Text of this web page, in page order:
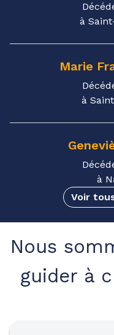
à
Marie
à
à
Voir
Nous
guider à